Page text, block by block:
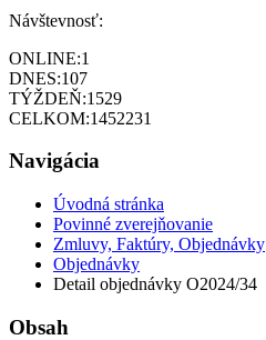
Návštevnosť:
ONLINE:1
DNES:107
TÝŽDEŇ:1529
CELKOM:1452231
Navigácia
Úvodná stránka
Povinné zverejňovanie
Zmluvy, Faktúry, Objednávky
Objednávky
Detail objednávky O2024/34
Obsah